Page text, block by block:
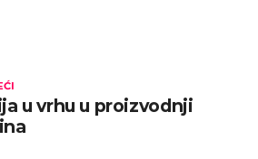
u vrhu u proizvodnji